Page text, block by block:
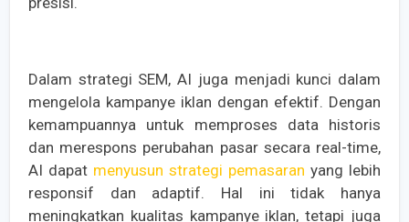
Dalam strategi SEM, AI juga menjadi kunci dalam
mengelola kampanye iklan dengan efektif. Dengan
kemampuannya untuk memproses data historis
dan merespons perubahan pasar secara real-time,
AI dapat menyusun strategi pemasaran yang lebih
responsif dan adaptif. Hal ini tidak hanya
meningkatkan kualitas kampanye iklan, tetapi juga